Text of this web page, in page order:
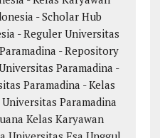
- Scholar Hub
- Reguler Universitas
- Repository
Paramadina -
Paramadina - Kelas
Paramadina
Kelas Karyawan